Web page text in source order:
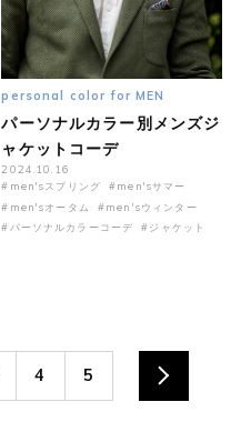
personal color for MEN
パーソナルカラー別メンズジ
ャケットコーデ
2024.10.16
#men'sスプリング
#men'sサマー
#men'sオータム
#men'sウィンター
#パーソナルカラーコーデ
#ジャケット
4 5